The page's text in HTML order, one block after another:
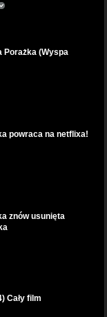
Porażka (Wyspa
powraca na netflixa!
znów usunięta
Cały film